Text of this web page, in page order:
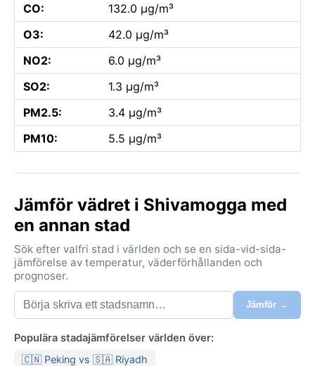
CO:
132.0 µg/m³
O3:
42.0 µg/m³
NO2:
6.0 µg/m³
SO2:
1.3 µg/m³
PM2.5:
3.4 µg/m³
PM10:
5.5 µg/m³
Jämför vädret i Shivamogga med
en annan stad
Sök efter valfri stad i världen och se en sida-vid-sida-
jämförelse av temperatur, väderförhållanden och
prognoser.
Jämför →
Populära stadajämförelser världen över:
🇨🇳 Peking vs 🇸🇦 Riyadh